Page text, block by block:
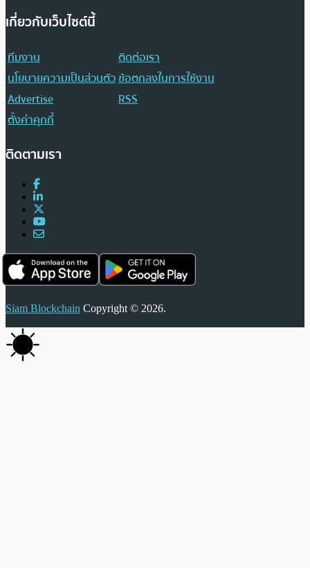
เกี่ยวกับเว็บไซต์นี้
ทีมงาน
ติดต่อเรา
นโยบายความเป็นส่วนตัวข้อตกลงในการใช้งาน
Advertise
RSS
ตั้งค่าคุกกี้
ติดตามเรา
Siam Blockchain Copyright © 2026.